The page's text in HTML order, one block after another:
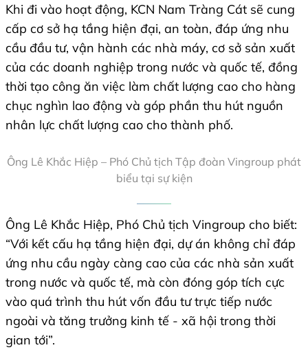
Khi đi vào hoạt động, KCN Nam Tràng Cát sẽ cung
cấp cơ sở hạ tầng hiện đại, an toàn, đáp ứng nhu
cầu đầu tư, vận hành các nhà máy, cơ sở sản xuất
của các doanh nghiệp trong nước và quốc tế, đồng
thời tạo công ăn việc làm chất lượng cao cho hàng
chục nghìn lao động và góp phần thu hút nguồn
nhân lực chất lượng cao cho thành phố.
Ông Lê Khắc Hiệp – Phó Chủ tịch Tập đoàn Vingroup phát
biểu tại sự kiện
Ông Lê Khắc Hiệp, Phó Chủ tịch Vingroup cho biết:
“Với kết cấu hạ tầng hiện đại, dự án không chỉ đáp
ứng nhu cầu ngày càng cao của các nhà sản xuất
trong nước và quốc tế, mà còn đóng góp tích cực
vào quá trình thu hút vốn đầu tư trực tiếp nước
ngoài và tăng trưởng kinh tế - xã hội trong thời
gian tới”.